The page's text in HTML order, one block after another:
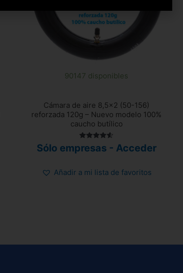
90147 disponibles
Cámara de aire 8,5×2 (50-156)
reforzada 120g – Nuevo modelo 100%
caucho butílico
con
Sólo empresas - Acceder
Añadir a mi lista de favoritos